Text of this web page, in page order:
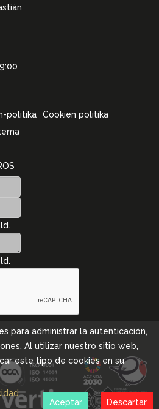
politika
Cookien politika
para administrar la autenticación,
Al utilizar nuestro sitio web,
este tipo de cookies en su
Descartar
Aceptar